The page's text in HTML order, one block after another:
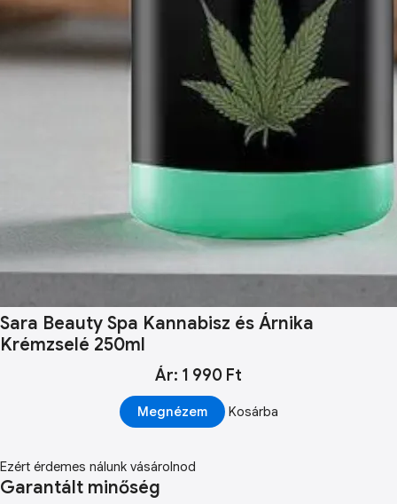
Sara Beauty Spa Kannabisz és Árnika
Krémzselé 250ml
Ár: 1 990 Ft
Megnézem Kosárba
Ezért érdemes nálunk vásárolnod
Garantált minőség